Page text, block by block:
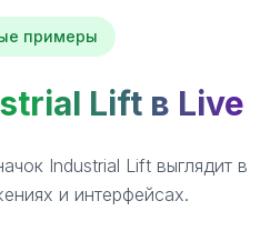
примеры
Lift в Live
Industrial Lift выглядит в
и интерфейсах.